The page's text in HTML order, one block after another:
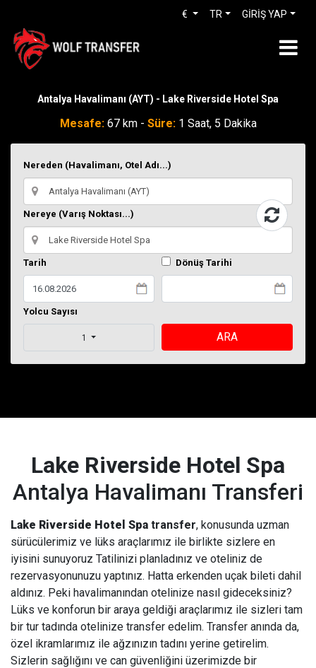
GİRİŞ YAP
TR
€
Antalya Havalimanı (AYT) - Lake Riverside Hotel Spa
Mesafe:67 km - Süre:1 Saat, 5 Dakika
Nereden (Havalimanı, Otel Adı...)
Nereye (Varış Noktası...)
Tarih Dönüş Tarihi
Yolcu Sayısı
1 ARA
Lake Riverside Hotel Spa
Antalya Havalimanı Transferi
Lake Riverside Hotel Spa transfer, konusunda uzman
sürücülerimiz ve lüks araçlarımız ile birlikte sizlere en
iyisini sunuyoruz Tatilinizi planladınız ve oteliniz de
rezervasyonunuzu yaptınız. Hatta erkenden uçak bileti dahil
aldınız. Peki havalimanından otelinize nasıl gideceksiniz?
Lüks ve konforun bir araya geldiği araçlarımız ile sizleri tam
bir tur tadında otelinize transfer edelim. Transfer anında da,
özel ikramlarımız ile ağzınızın tadını yerine getirelim.
Sizlerin sağlığını ve can güvenliğini üzerimizde bir